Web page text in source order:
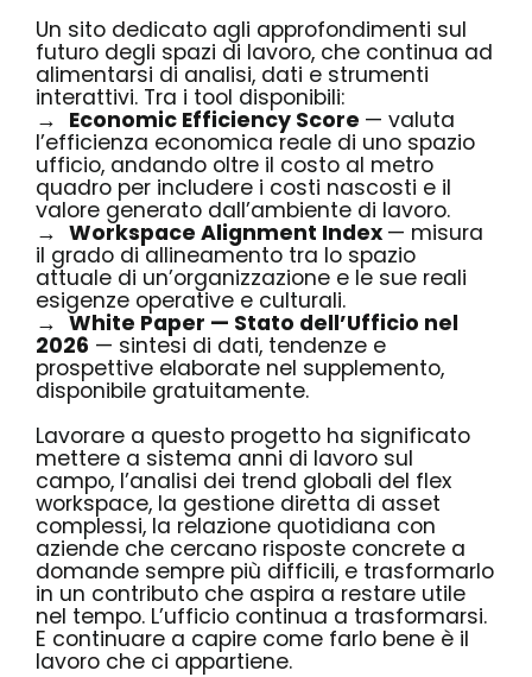
Un sito dedicato agli approfondimenti sul
futuro degli spazi di lavoro, che continua ad
alimentarsi di analisi, dati e strumenti
interattivi. Tra i tool disponibili:
→ Economic Efficiency Score — valuta
l’efficienza economica reale di uno spazio
ufficio, andando oltre il costo al metro
quadro per includere i costi nascosti e il
valore generato dall’ambiente di lavoro.
→ Workspace Alignment Index — misura
il grado di allineamento tra lo spazio
attuale di un’organizzazione e le sue reali
esigenze operative e culturali.
→ White Paper — Stato dell’Ufficio nel
2026 — sintesi di dati, tendenze e
prospettive elaborate nel supplemento,
disponibile gratuitamente.
Lavorare a questo progetto ha significato
mettere a sistema anni di lavoro sul
campo, l’analisi dei trend globali del flex
workspace, la gestione diretta di asset
complessi, la relazione quotidiana con
aziende che cercano risposte concrete a
domande sempre più difficili, e trasformarlo
in un contributo che aspira a restare utile
nel tempo. L’ufficio continua a trasformarsi.
E continuare a capire come farlo bene è il
lavoro che ci appartiene.